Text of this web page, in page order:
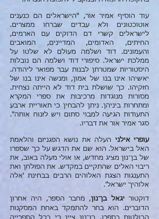
עוד הוסיף אמיר אור, "הישראלים הם כנענים
אוטוכטונים ולא עבדים שברחו ממצרים.
לישראלים קשרי דם הדוקים עם הארמים,
החיתים, האדומים, המדיינים, המואבים
והעמונים. דוד ושלמה מעולם לא שלטו על
ממלכת ישראל. סיפורי דוד ושלמה הם נובלות
היסטוריות שמטרתן לבנות עבר מפואר ליהודה.
יאשיהו אינו בנו של אמון, ומנשה אינו בנו של
חזקיהו. כך שושלת בית דוד לא הייתה נצחית.
מסורות מנוגדות מרכיבות את ספרי המקרא
ומתחרות ביניהן. ניתן להבחין כי תאוריית ארבע
התעודות הגיעה למבוי סתום ויש לזנוח אותה".
סגר אמיר אור את דבריו.
עופרי אילני העלה את נושא הפגניזם והלאמת
האל בישראל. הוא שם את הדגש על כך שספרו
של בן־נון מציג מחדש, או אולי מעלה באוב, את
ריבוי האלים שהתקיים במקדש. את הפולחן ואת
התענגות הצגת האלוהים הרבים בבחינת 'אלה
אלוהיך ישראל'.
דוקטוריגאל בן־נון, מחבר הספר, היה אחרון
הדוברים. הוא בחר להתמקד באחת המסקנות